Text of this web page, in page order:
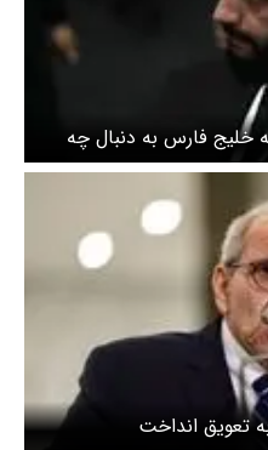
خلیج فارس به دنبال چه
تعویق انداخت